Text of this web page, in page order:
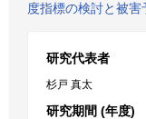
度指標の検討と被害
研究代表者
杉戸 真太
研究期間 (年度)